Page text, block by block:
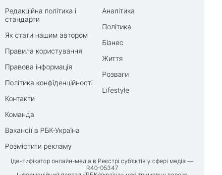
Редакційна політика і
стандарти
Як стати нашим автором
Правила користування
Правова інформація
Політика конфіденційності
Контакти
Команда
Вакансії в РБК-Україна
Розмістити рекламу
Аналітика
Політика
Бізнес
Життя
Розваги
Lifestyle
Ідентифікатор онлайн-медіа в Реєстрі суб’єктів у сфері медіа —
R40-05347